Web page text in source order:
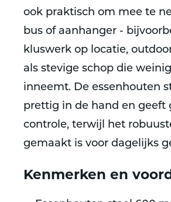
ook praktisch om mee te
bus of aanhanger -
kluswerk op locatie,
als stevige schop die
inneemt. De essenhouten
prettig in de hand en geeft
controle, terwijl het
gemaakt is voor dagelijks
Kenmerken en